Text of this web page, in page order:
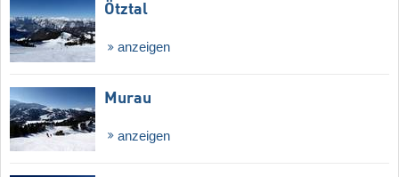
Ötztal
anzeigen
Murau
anzeigen